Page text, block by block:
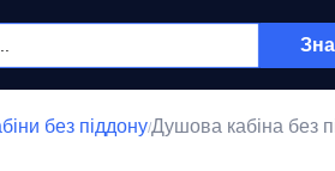
без піддону/Душова кабіна без